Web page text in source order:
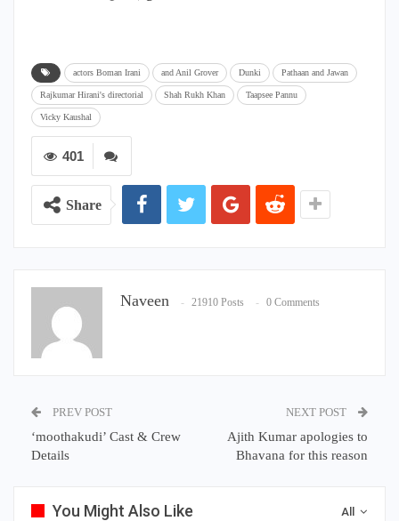
actors Boman Irani and Anil Grover Dunki Pathaan and Jawan
Rajkumar Hirani's directorial Shah Rukh Khan Taapsee Pannu
Vicky Kaushal
401
Share
Naveen 21910 Posts 0 Comments
PREV POST
‘moothakudi’ Cast & Crew
Details
NEXT POST
Ajith Kumar apologies to
Bhavana for this reason
All
You Might Also Like